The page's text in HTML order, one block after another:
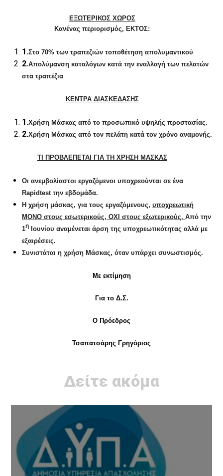
ΕΞΩΤΕΡΙΚΟΣ ΧΩΡΟΣ
Κανένας περιορισμός, ΕΚΤΟΣ:
1.Στο 70% των τραπεζιών τοποθέτηση απολυμαντικού
2.Απολύμανση καταλόγων κατά την εναλλαγή των πελατών
στα τραπέζια
ΚΕΝΤΡΑ ΔΙΑΣΚΕΔΑΣΗΣ
1.Χρήση Μάσκας από το προσωπικό υψηλής προστασίας.
2.Χρήση Μάσκας από τον πελάτη κατά τον χρόνο αναμονής.
ΤΙ ΠΡΟΒΛΕΠΕΤΑΙ ΓΙΑ ΤΗ ΧΡΗΣΗ ΜΑΣΚΑΣ
Οι ανεμβολίαστοι εργαζόμενοι υποχρεούνται σε ένα
Rapidtestτην εβδομάδα.
Η χρήση μάσκας, για τους εργαζόμενους, υποχρεωτική
ΜΟΝΟ στους εσωτερικούς, ΟΧΙ στους εξωτερικούς. Από την
1η Ιουνίου αναμένεται άρση της υποχρεωτικότητας αλλά με
εξαιρέσεις.
Συνιστάται η χρήση Μάσκας, όταν υπάρχει συνωστισμός.
Με εκτίμηση
Για το Δ.Σ.
Ο Πρόεδρος
Τσαπατσάρης Γρηγόριος
Δείτε ακόμα